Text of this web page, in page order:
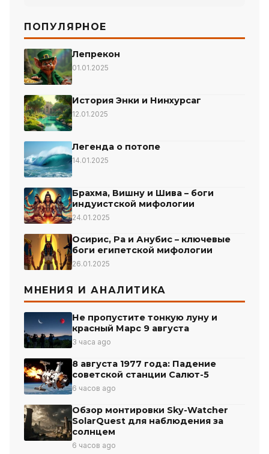
ПОПУЛЯРНОЕ
Лепрекон
01.01.2025
История Энки и Нинхурсаг
12.01.2025
Легенда о потопе
14.01.2025
Брахма, Вишну и Шива – боги
индуистской мифологии
24.01.2025
Осирис, Ра и Анубис – ключевые
боги египетской мифологии
26.01.2025
МНЕНИЯ И АНАЛИТИКА
Не пропустите тонкую луну и
красный Марс 9 августа
3 часа ago
8 августа 1977 года: Падение
советской станции Салют-5
6 часов ago
Обзор монтировки Sky-Watcher
SolarQuest для наблюдения за
солнцем
6 часов ago